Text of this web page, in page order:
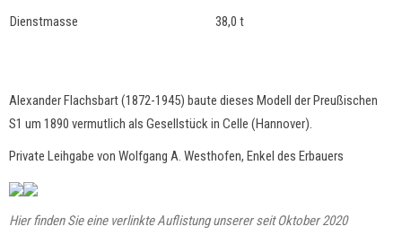
Dienstmasse 38,0 t
Alexander Flachsbart (1872-1945) baute dieses Modell der Preußischen
S1 um 1890 vermutlich als Gesellstück in Celle (Hannover).
Private Leihgabe von Wolfgang A. Westhofen, Enkel des Erbauers
Hier finden Sie eine verlinkte Auflistung unserer seit Oktober 2020